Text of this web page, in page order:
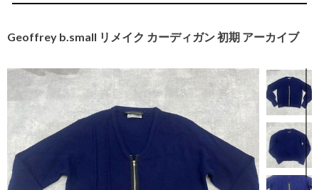
Geoffrey b.small リメイク カーディガン 初期 アーカイブ